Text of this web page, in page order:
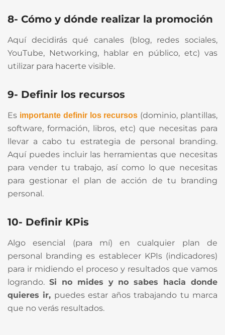
8- Cómo y dónde realizar la promoción
Aquí decidirás qué canales (blog, redes sociales,
YouTube, Networking, hablar en público, etc) vas
utilizar para hacerte visible.
9- Definir los recursos
Es importante definir los recursos (dominio, plantillas,
software, formación, libros, etc) que necesitas para
llevar a cabo tu estrategia de personal branding.
Aquí puedes incluir las herramientas que necesitas
para vender tu trabajo, así como lo que necesitas
para gestionar el plan de acción de tu branding
personal.
10- Definir KPis
Algo esencial (para mí) en cualquier plan de
personal branding es establecer KPIs (indicadores)
para ir midiendo el proceso y resultados que vamos
logrando. Si no mides y no sabes hacia donde
quieres ir, puedes estar años trabajando tu marca
que no verás resultados.